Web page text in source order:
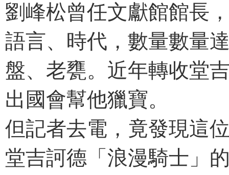
劉峰松曾任文獻館館長
語言、時代，數量數量
盤、老甕。近年轉收堂
出國會幫他獵寶。
但記者去電，竟發現這
堂吉訶德「浪漫騎士」